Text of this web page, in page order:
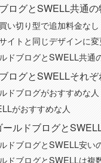
ログとSWELL共通
い切り型で追加料金なし
イトと同じデザインに
ドブログとSWELL共通
ログとSWELLそれ
ドブログがおすすめな人
がおすすめな人
ールドブログと
ドブログとSWELL安い
ドブログとSWELLは複